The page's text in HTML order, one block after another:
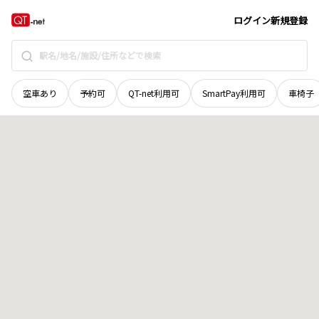
ログイン新規登録
空車あり 予約可 QT-net利用可 SmartPay利用可 車椅子
愛媛県